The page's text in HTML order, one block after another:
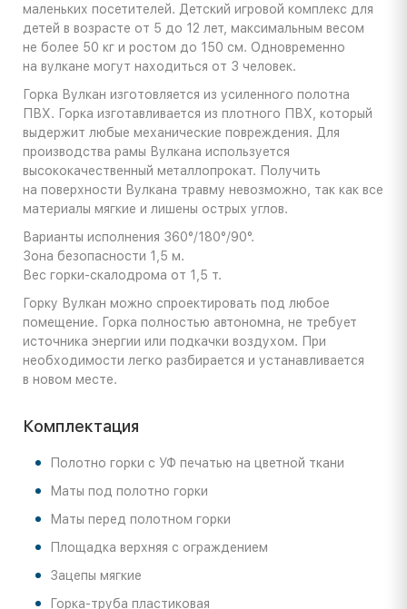
маленьких посетителей. Детский игровой комплекс для
детей в возрасте от 5 до 12 лет, максимальным весом
не более 50 кг и ростом до 150 см. Одновременно
на вулкане могут находиться от 3 человек.
Горка Вулкан изготовляется из усиленного полотна
ПВХ. Горка изготавливается из плотного ПВХ, который
выдержит любые механические повреждения. Для
производства рамы Вулкана используется
высококачественный металлопрокат. Получить
на поверхности Вулкана травму невозможно, так как все
материалы мягкие и лишены острых углов.
Варианты исполнения 360°/180°/90°.
Зона безопасности 1,5 м.
Вес горки-скалодрома от 1,5 т.
Горку Вулкан можно спроектировать под любое
помещение. Горка полностью автономна, не требует
источника энергии или подкачки воздухом. При
необходимости легко разбирается и устанавливается
в новом месте.
Комплектация
Полотно горки с УФ печатью на цветной ткани
Маты под полотно горки
Маты перед полотном горки
Площадка верхняя с ограждением
Зацепы мягкие
Горка-труба пластиковая